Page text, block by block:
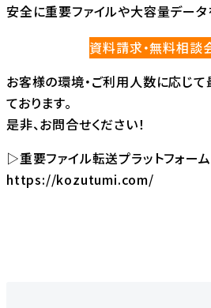
安全に重要ファイルや大容量データ
資料請求・無料相談
お客様の環境・ご利用人数に応じ
ております。
是非、お問合せください！
▷重要ファイル転送プラットフォー
https://kozutumi.com/